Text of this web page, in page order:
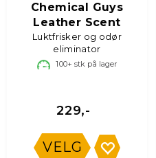
Chemical Guys
Leather Scent
Luktfrisker og odør
eliminator
100+ stk på lager
229,-
VELG